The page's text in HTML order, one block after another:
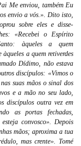
Me enviou, também Eu
envio a vós.». Dito isto,
sobre eles e disse-
«Recebei o Espírito
àqueles a quem
àqueles a quem retiverdes
Dídimo, não estava
discípulos: «Vimos o
suas mãos o sinal dos
e a mão no seu lado,
discípulos outra vez em
as portas fechadas,
convosco». Depois
mãos; aproxima a tua
mas crente». Tomé